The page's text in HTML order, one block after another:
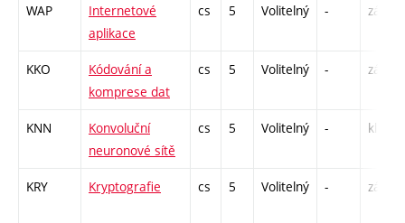
WAP
Internetové
aplikace
cs 5 Volitelný - zá,zk
KKO
Kódování a
komprese dat
cs 5 Volitelný - zá,zk
KNN
Konvoluční
neuronové sítě
cs 5 Volitelný - kl
KRY Kryptografie cs 5 Volitelný - zá,zk